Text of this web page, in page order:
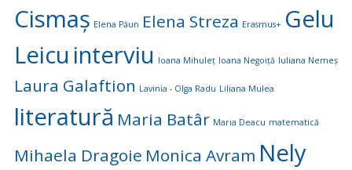
Cismaș Elena Păun Elena Streza Erasmus+ Gelu
Leicu interviu Ioana Mihuleț Ioana Negoiță Iuliana Nemeș
Laura Galaftion Lavinia - Olga Radu Liliana Mulea
literatură Maria Batâr Maria Deacu matematică
Mihaela Dragoie Monica Avram Nely